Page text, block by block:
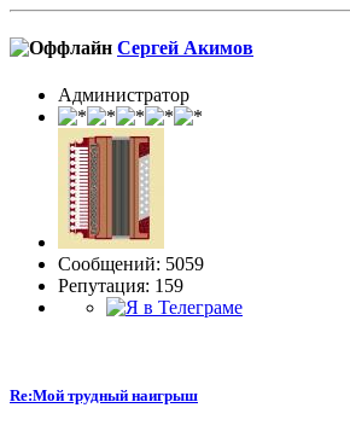
Сергей Акимов
Администратор
Сообщений: 5059
Репутация: 159
Re:Мой трудный наигрыш